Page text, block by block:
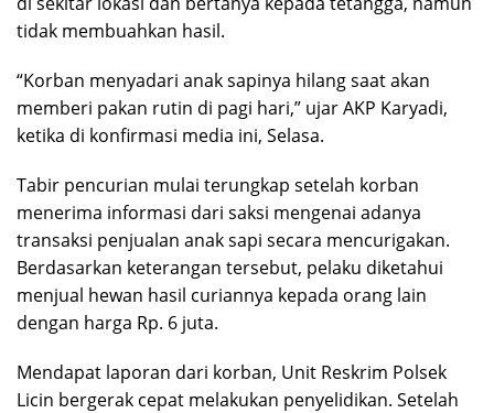
tidak membuahkan hasil.
“Korban menyadari anak sapinya hilang saat akan
memberi pakan rutin di pagi hari,” ujar AKP Karyadi,
ketika di konfirmasi media ini, Selasa.
Tabir pencurian mulai terungkap setelah korban
menerima informasi dari saksi mengenai adanya
transaksi penjualan anak sapi secara mencurigakan.
Berdasarkan keterangan tersebut, pelaku diketahui
menjual hewan hasil curiannya kepada orang lain
dengan harga Rp. 6 juta.
Mendapat laporan dari korban, Unit Reskrim Polsek
Licin bergerak cepat melakukan penyelidikan. Setelah